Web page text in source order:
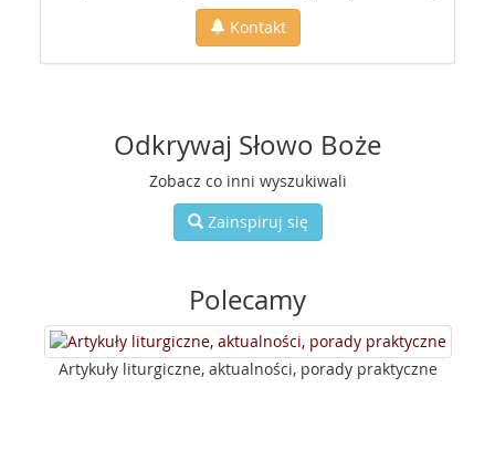
Kontakt
Odkrywaj Słowo Boże
Zobacz co inni wyszukiwali
Zainspiruj się
Polecamy
Artykuły liturgiczne, aktualności, porady praktyczne